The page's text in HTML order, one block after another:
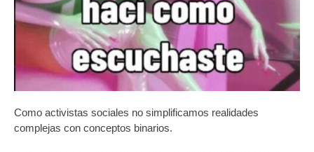
Como activistas sociales no simplificamos realidades
complejas con conceptos binarios.